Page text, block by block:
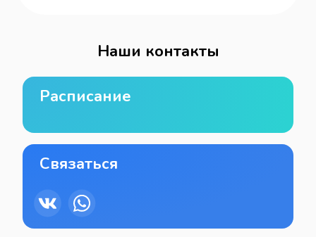
Наши контакты
Расписание
Связаться